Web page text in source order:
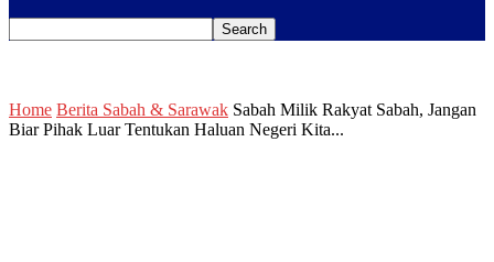
Home Berita Sabah & Sarawak Sabah Milik Rakyat Sabah, Jangan
Biar Pihak Luar Tentukan Haluan Negeri Kita...